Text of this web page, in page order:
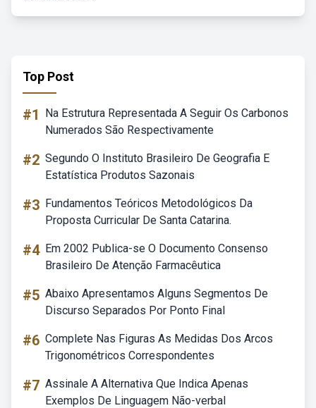
Top Post
#1
Na Estrutura Representada A Seguir Os Carbonos
Numerados São Respectivamente
#2 Segundo O Instituto Brasileiro De Geografia E
Estatística Produtos Sazonais
#3 Fundamentos Teóricos Metodológicos Da
Proposta Curricular De Santa Catarina.
#4 Em 2002 Publica-se O Documento Consenso
Brasileiro De Atenção Farmacêutica
#5 Abaixo Apresentamos Alguns Segmentos De
Discurso Separados Por Ponto Final
#6 Complete Nas Figuras As Medidas Dos Arcos
Trigonométricos Correspondentes
#7 Assinale A Alternativa Que Indica Apenas
Exemplos De Linguagem Não-verbal